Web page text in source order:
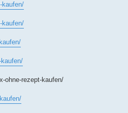
kaufen/
kaufen/
ohne-rezept-kaufen/